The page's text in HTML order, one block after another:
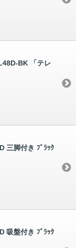
BK 「テレ
三脚付き ﾌﾞﾗｯｸ
吸盤付き ﾌﾞﾗｯｸ